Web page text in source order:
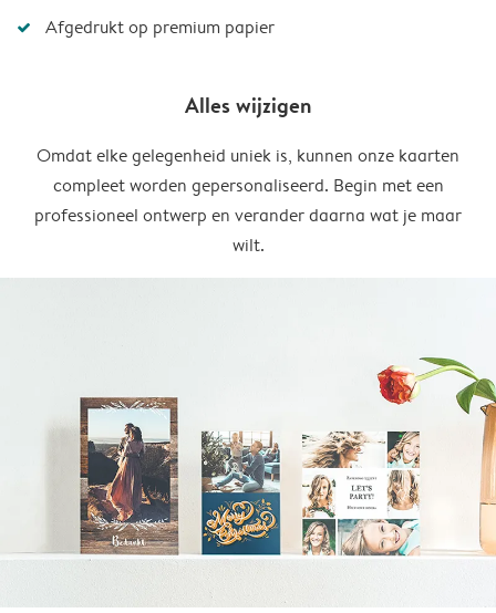
Afgedrukt op premium papier
Alles wijzigen
Omdat elke gelegenheid uniek is, kunnen onze kaarten
compleet worden gepersonaliseerd. Begin met een
professioneel ontwerp en verander daarna wat je maar
wilt.